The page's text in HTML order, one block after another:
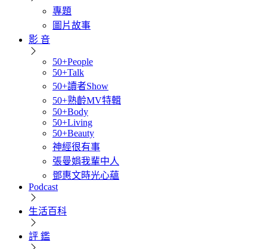
專題
圖片故事
影 音
50+People
50+Talk
50+讀者Show
50+熟齡MV特輯
50+Body
50+Living
50+Beauty
神經很有事
張曼娟我輩中人
鄧惠文時光心蘊
Podcast
生活百科
評 鑑